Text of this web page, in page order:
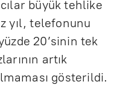
büyük tehlike
yıl, telefonunu
20’sinin tek
artık
gösterildi.